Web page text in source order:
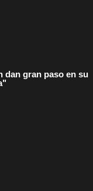
dan gran paso en su